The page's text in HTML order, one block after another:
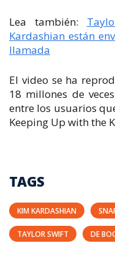
Lea también:
Kardashian están
llamada
El video se ha
18 millones de
entre los usuarios
Keeping Up with the
TAGS
KIM KARDASHIAN
TAYLOR SWIFT DE